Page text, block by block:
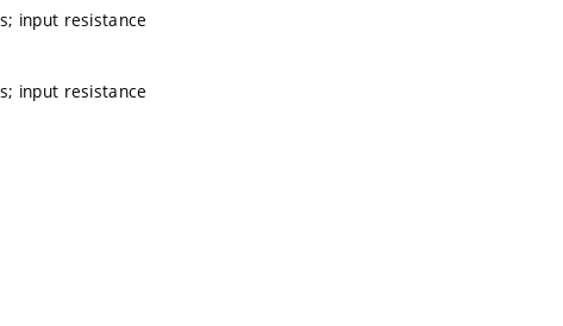
input resistance
input resistance